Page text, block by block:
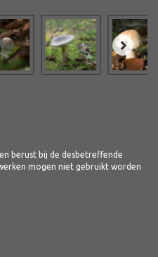
berust bij de desbetreffende
mogen niet gebruikt worden